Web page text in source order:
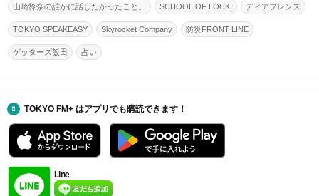
山崎怜奈の誰かに話したかったこと。 SCHOOL OF LOCK! ディアフレンズ
TOKYO SPEAKEASY Skyrocket Company 防災FRONT LINE
ゲッターズ飯田 占い
TOKYO FM+ はアプリでも購読できます！
Line